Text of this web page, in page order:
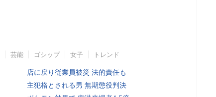
芸能 ゴシップ 女子 トレンド
店に戻り従業員被災 法的責任も
主犯格とされる男 無期懲役判決